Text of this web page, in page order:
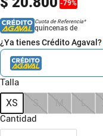
-79%
Cuota de Referencia*
quincenas de
¿Ya tienes Crédito Agaval?
Talla
XS
Cantidad